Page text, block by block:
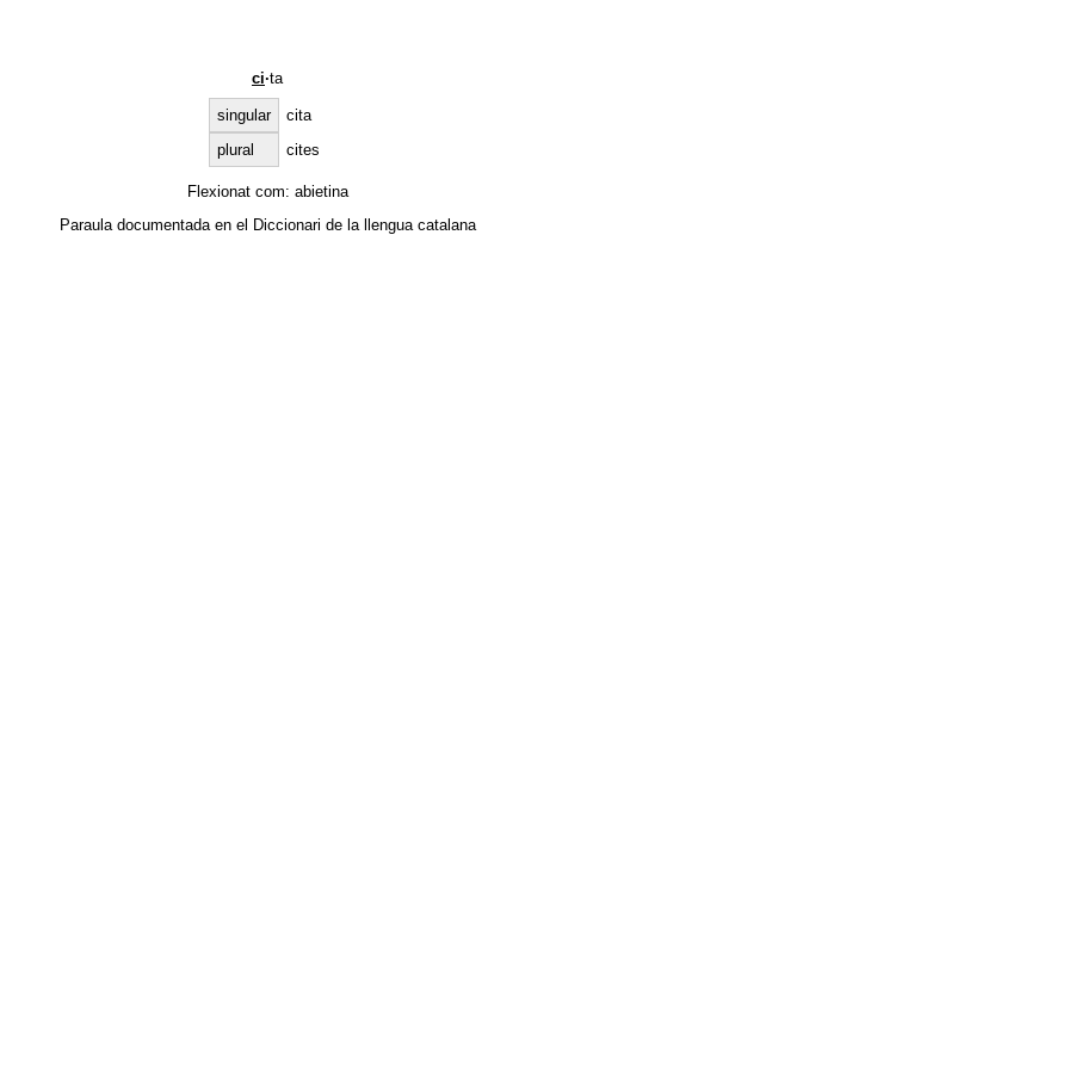
ci·ta
singular
cita
plural
cites
Flexionat com: abietina
Paraula documentada en el Diccionari de la llengua catalana